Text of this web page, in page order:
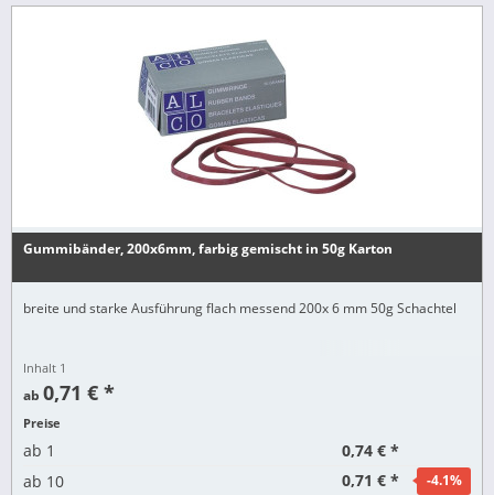
Gummibänder, 200x6mm, farbig gemischt in 50g Karton
breite und starke Ausführung flach messend 200x 6 mm 50g Schachtel
Inhalt 1
ab0,71 € *
Preise
ab 1
0,74 € *
ab 10 0,71 € * -4.1%